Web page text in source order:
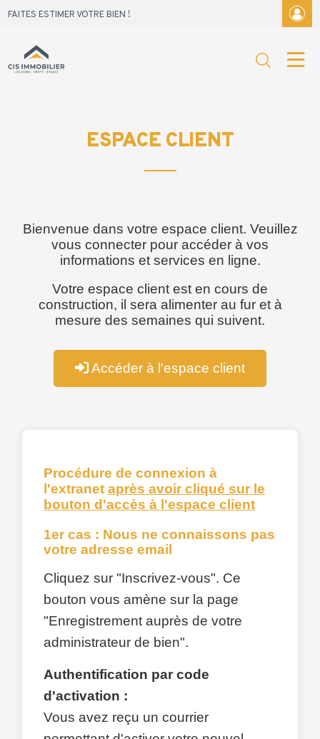
toFAITES ESTIMER VOTRE BIEN !
ESPACE CLIENT
Bienvenue dans votre espace client. Veuillez
vous connecter pour accéder à vos
informations et services en ligne.
Votre espace client est en cours de
construction, il sera alimenter au fur et à
mesure des semaines qui suivent.
Accéder à l'espace client
Procédure de connexion à
l'extranetaprès avoir cliqué sur le
bouton d'accès à l'espace client
1er cas : Nous ne connaissons pas
votre adresse email
Cliquez sur "Inscrivez-vous". Ce
bouton vous amène sur la page
"Enregistrement auprès de votre
administrateur de bien".
Authentification par code
d'activation :
Vous avez reçu un courrier